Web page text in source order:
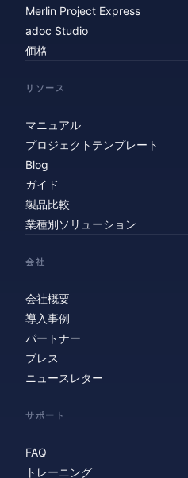
Merlin Project Express
adoc Studio
価格
リソース
マニュアル
プロジェクトテンプレート
Blog
ガイド
製品比較
業種別ソリューション
会社
会社概要
導入事例
パートナー
プレス
ニュースレター
サポート
FAQ
トレーニング